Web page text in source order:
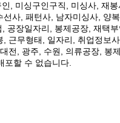
, 미싱구인구직, 미싱사, 재
사, 패턴사, 남자미싱사, 양
공장일자리, 봉제공장, 재택부
, 근무형태, 일자리, 취업정보
전, 광주, 수원, 의류공장, 봉
포할 수 없습니다.